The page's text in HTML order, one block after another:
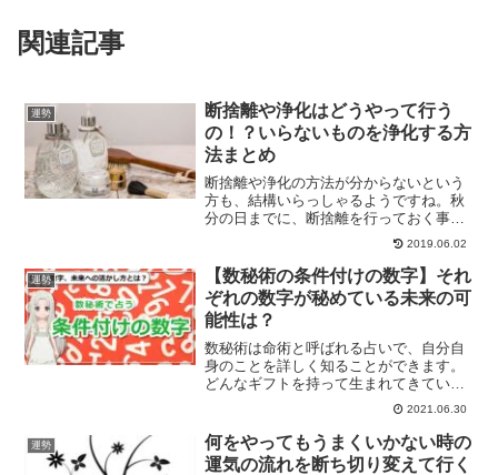
関連記事
運勢
断捨離や浄化はどうやって行う
の！？いらないものを浄化する方
法まとめ
断捨離や浄化の方法が分からないという
方も、結構いらっしゃるようですね。秋
分の日までに、断捨離を行っておく事で
新しいスタートを切る事ができます。断
捨離や浄化をするための方法を、ご紹介
していきます。
2019.06.02
運勢
【数秘術の条件付けの数字】それ
ぞれの数字が秘めている未来の可
能性は？
数秘術は命術と呼ばれる占いで、自分自
身のことを詳しく知ることができます。
どんなギフトを持って生まれてきている
のか？条件付けの数字を知ることで、あ
なたの未来の可能性について知ることが
できます。
2021.06.30
運勢
何をやってもうまくいかない時の
運気の流れを断ち切り変えて行く